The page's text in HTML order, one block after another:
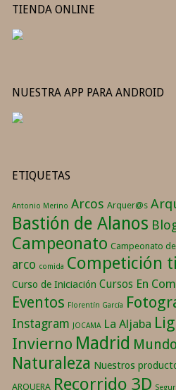
TIENDA ONLINE
NUESTRA APP PARA ANDROID
ETIQUETAS
Antonio Merino Arcos Arquer@s
Bastión de Alanos
Campeonato Campeonato de
arco comida Competición
Curso de Iniciación Cursos En
Eventos Florentín García
Instagram JOCAMA La Aljaba
Invierno Madrid
Naturaleza Nuestros
ARQUERA Recorrido 3D